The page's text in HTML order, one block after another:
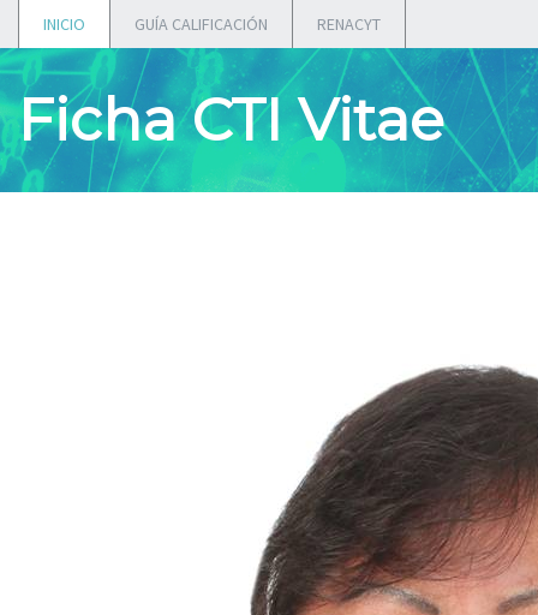
INICIO GUÍA CALIFICACIÓN RENACYT
Ficha CTI Vitae